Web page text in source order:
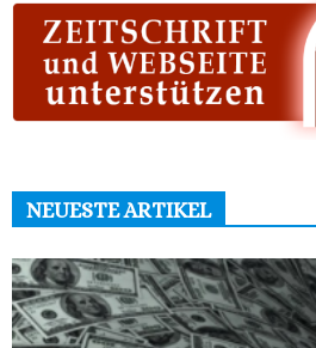
NEUESTE ARTIKEL